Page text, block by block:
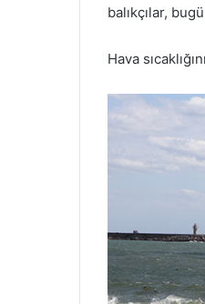
balıkçılar,
Hava